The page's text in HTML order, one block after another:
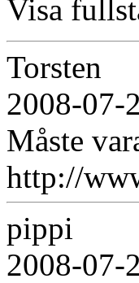
Visa
Torsten
2008-07-
Måste
http://
pippi
2008-07-